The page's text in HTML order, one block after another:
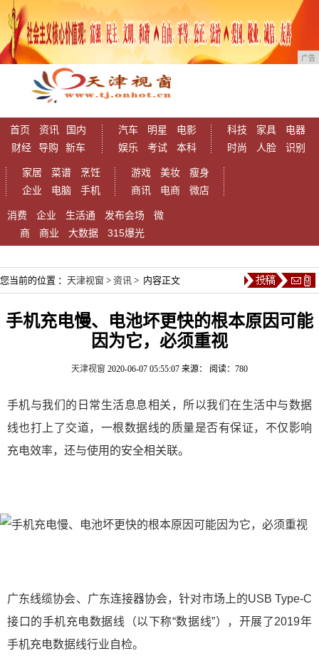
广告
首页 资讯
国内
财经
导购 新车
汽车 明星
电影
娱乐
考试 本科
科技 家具
电器
时尚
人脸 识别
家居 菜谱
烹饪
企业
电脑 手机
游戏 美妆
瘦身
商讯
电商 微店
消费 企业 生活通 发布会场
微
商
商业 大数据 315爆光
您当前的位置 ： 天津视窗 > 资讯 > 内容正文
手机充电慢、电池坏更快的根本原因可能
因为它，必须重视
天津视窗 2020-06-07 05:55:07 来源： 阅读：780
手机与我们的日常生活息息相关，所以我们在生活中与数据
线也打上了交道，一根数据线的质量是否有保证，不仅影响
充电效率，还与使用的安全相关联。
广东线缆协会、广东连接器协会，针对市场上的USB Type-C
接口的手机充电数据线（以下称“数据线”），开展了2019年
手机充电数据线行业自检。